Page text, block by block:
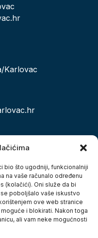
bio što ugodniji, funkcionalniji
na vaše računalo određenu
(kolačići). Oni služe da bi
poboljšalo vaše iskustvo
ove web stranice
i blokirati. Nakon toga
ali vam neke mogućnosti
Karlovac